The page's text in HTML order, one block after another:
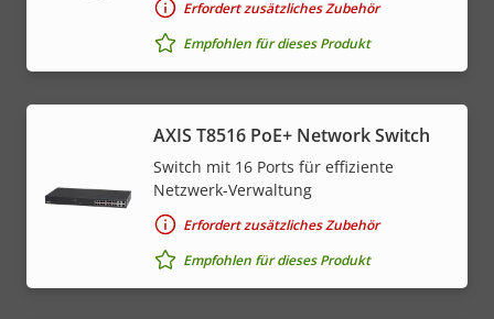
Erfordert zusätzliches Zubehör
Empfohlen für dieses Produkt
AXIS T8516 PoE+ Network Switch
Switch mit 16 Ports für effiziente
Netzwerk-Verwaltung
Erfordert zusätzliches Zubehör
Empfohlen für dieses Produkt